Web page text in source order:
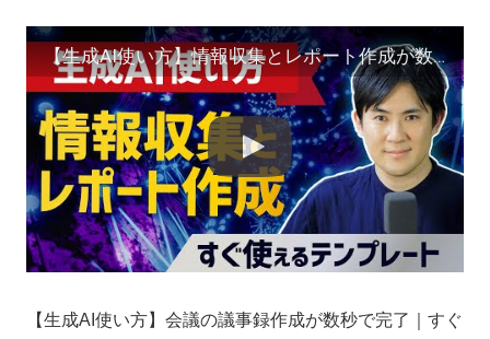
【生成AI使い方】情報収集とレポート作成が数秒で終わる｜すぐ使える生成AIテンプレート【活用シーン別プロンプトエンジニアリング04】
【生成AI使い方】会議の議事録作成が数秒で完了｜すぐ